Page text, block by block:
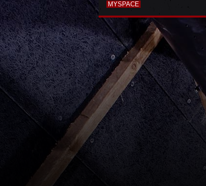
MYSPACE